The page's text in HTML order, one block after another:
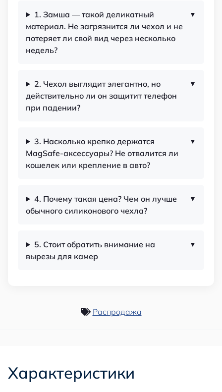
1. Замша — такой деликатный
материал. Не загрязнится ли чехол и не
потеряет ли свой вид через несколько
недель?
2. Чехол выглядит элегантно, но
действительно ли он защитит телефон
при падении?
3. Насколько крепко держатся
MagSafe-аксессуары? Не отвалится ли
кошелек или крепление в авто?
4. Почему такая цена? Чем он лучше
обычного силиконового чехла?
5. Стоит обратить внимание на
вырезы для камер
Распродажа
Характеристики